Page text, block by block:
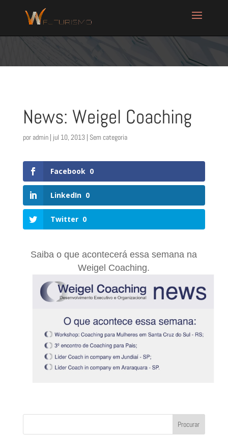
News: Weigel Coaching
por admin| jul 10, 2013| Sem categoria
Facebook 0
LinkedIn 0
Twitter 0
Saiba o que acontecerá essa semana na
Weigel Coaching.
Procurar